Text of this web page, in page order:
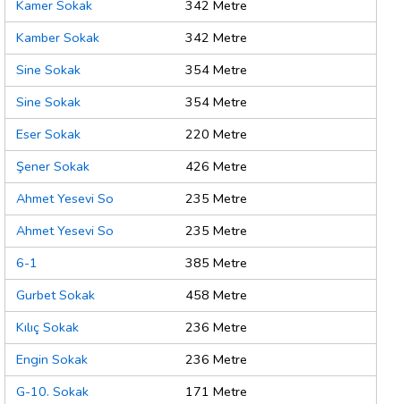
Kamer Sokak
342 Metre
Kamber Sokak
342 Metre
Sine Sokak
354 Metre
Sine Sokak
354 Metre
Eser Sokak
220 Metre
Şener Sokak
426 Metre
Ahmet Yesevi So
235 Metre
Ahmet Yesevi So
235 Metre
6-1
385 Metre
Gurbet Sokak
458 Metre
Kılıç Sokak
236 Metre
Engin Sokak
236 Metre
G-10. Sokak
171 Metre